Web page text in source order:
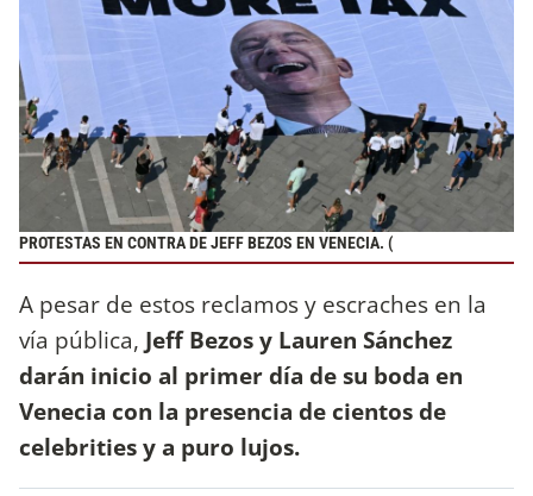
PROTESTAS EN CONTRA DE JEFF BEZOS EN VENECIA. (
A pesar de estos reclamos y escraches en la
vía pública, Jeff Bezos y Lauren Sánchez
darán inicio al primer día de su boda en
Venecia con la presencia de cientos de
celebrities y a puro lujos.